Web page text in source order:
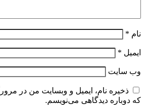
نام *
ایمیل *
وب‌ سایت
ذخیره نام، ایمیل و وبسایت من در
که دوباره دیدگاهی می‌نویسم.